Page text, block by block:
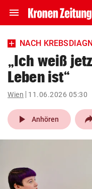
menu Navigation
ein-/ausklappen
account_circle Anmelden
pin_drop
Wien
bookmark
search
Suchbegriff
eingeben
NACH
„Ich weiß
Leben ist“
Wien 11.06.2026 05:30
play_arrow Anhören